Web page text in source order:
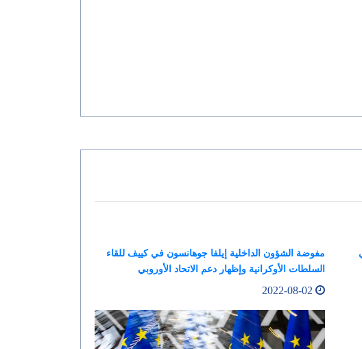
مفوضة الشؤون الداخلية إيلفا جوهانسون في كييف للقاء
السلطات الأوكرانية وإظهار دعم الاتحاد الأوروبي